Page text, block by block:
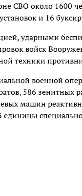
СВО около 1600
и 16
ударными
войск
техники
военной
586 зенитных
машин